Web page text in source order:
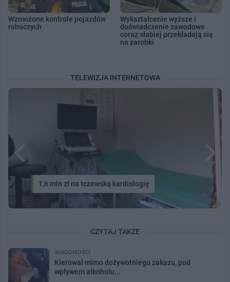
Wzmożone kontrole pojazdów
rolniczych
Wykształcenie wyższe i
doświadczenie zawodowe
coraz słabiej przekładają się
na zarobki
TELEWIZJA INTERNETOWA
1,6 mln zł na tczewską kardiologię
CZYTAJ TAKŻE
WIADOMOŚCI
Kierował mimo dożywotniego zakazu, pod
wpływem alkoholu...